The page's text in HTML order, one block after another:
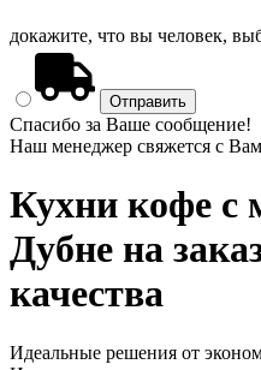
докажите, что вы человек,
Спасибо за Ваше сообщение!
Наш менеджер свяжется с
Кухни кофе с
Дубне на
качества
Идеальные решения от